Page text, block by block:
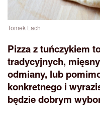
Tomek Lach
Pizza z tuńczykiem
tradycyjnych,
odmiany, lub
konkretnego i
będzie dobrym